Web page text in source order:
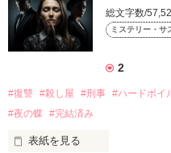
なぜ彼は殺し屋になったのか
なぜ彼は、これほどまでに強
これは、ずっと描きたかった
彼の失われた記憶の扉が、悪
15年ぶりに再会する、過去
ロシアからの亡霊が東京に現
友情と陰謀が交差する時、男
※本作は、シリーズの核心に
総文字数/
ミステリー・サ
2
#復讐 #殺し屋 #刑事 #ハードボイ
#夜の蝶
#完結済み
表紙を見る